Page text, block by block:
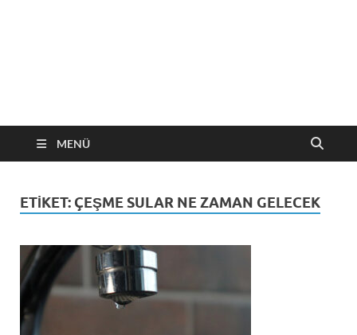
MENÜ
ETIKET: ÇEŞME SULAR NE ZAMAN GELECEK